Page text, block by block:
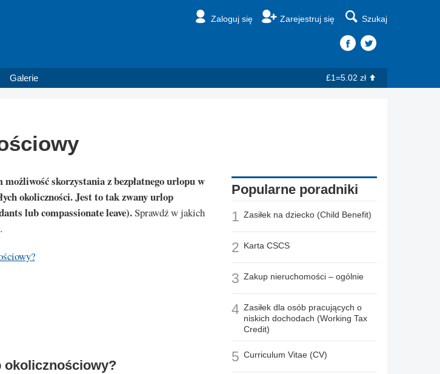
Zaloguj się Zarejestruj się Szukaj
Galerie £1=5.02 zł
skorzystania z bezpłatnego urlopu w
okoliczności. Jest to tak zwany urlop
lub compassionate leave).Sprawdź w jakich
okolicznościowy?
Popularne poradniki
1 Zasiłek na dziecko (Child Benefit)
2 Karta CSCS
3 Zakup nieruchomości – ogólnie
4 Zasiłek dla osób pracujących o
niskich dochodach (Working Tax
Credit)
5 Curriculum Vitae (CV)